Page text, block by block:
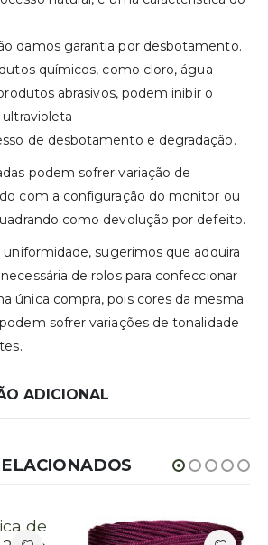
damos garantia por desbotamento.
químicos, como cloro, água
abrasivos, podem inibir o
de desbotamento e degradação.
podem sofrer variação de
com a configuração do monitor ou
como devolução por defeito.
uniformidade, sugerimos que adquira
de rolos para confeccionar
única compra, pois cores da mesma
sofrer variações de tonalidade
ADICIONAL